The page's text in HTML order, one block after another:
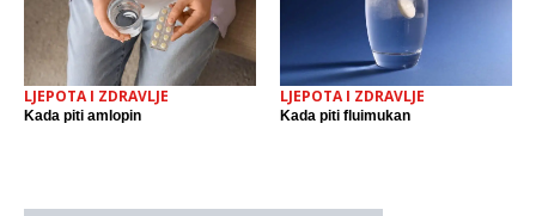
LJEPOTA I ZDRAVLJE
Kada piti amlopin
LJEPOTA I ZDRAVLJE
Kada piti fluimukan